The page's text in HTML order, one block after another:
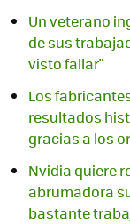
Un veterano
de sus
visto fallar"
Los
resultados
gracias a los
Nvidia quiere
abrumadora
bastante